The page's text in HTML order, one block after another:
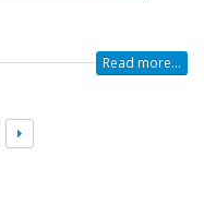
Read more...